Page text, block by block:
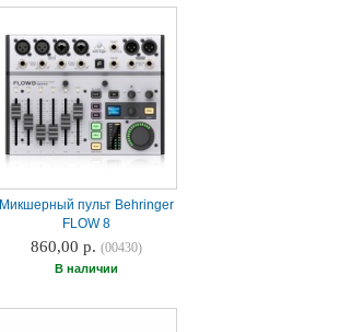
Микшерный пульт Behringer
FLOW 8
860,00 р. (00430)
В наличии